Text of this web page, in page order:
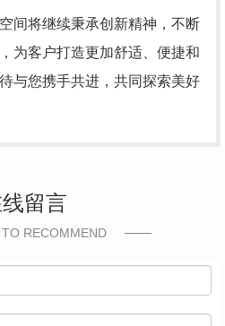
间将继续秉承创新精神，不断
为客户打造更加舒适、便捷和
与您携手共进，共同探索美好
留言
RECOMMEND